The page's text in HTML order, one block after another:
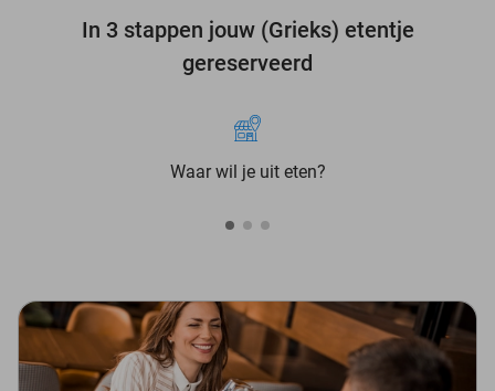
In 3 stappen jouw (Grieks) etentje
gereserveerd
Waar wil je uit eten?